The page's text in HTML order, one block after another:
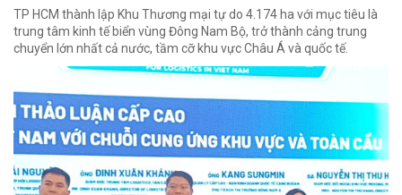
TP HCM thành lập Khu Thương mại tự do 4.174 ha với mục tiêu là
trung tâm kinh tế biển vùng Đông Nam Bộ, trở thành cảng trung
chuyển lớn nhất cả nước, tầm cỡ khu vực Châu Á và quốc tế.